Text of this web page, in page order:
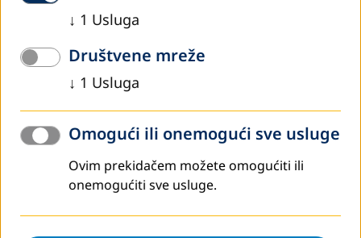
juni 2026
Održan prvi modul programa stručnog
usavršavanja Curriculum ManagerALE za
↓ 1 Usluga
Društvene mreže
↓ 1 Usluga
Omogući ili onemogući sve usluge
Ovim prekidačem možete omogućiti ili
onemogućiti sve usluge.